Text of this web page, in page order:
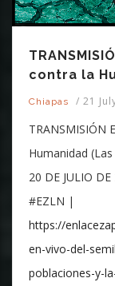
contra la
Chiapas / 21
TRANSMISIÓN
Humanidad
20 DE JULIO
#EZLN |
https://
en-vivo-del-
poblaciones-y-